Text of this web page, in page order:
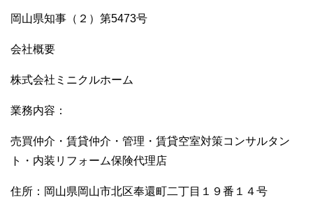
岡山県知事（２）第5473号
会社概要
株式会社ミニクルホーム
業務内容：
売買仲介・賃貸仲介・管理・賃貸空室対策コンサルタン
ト・内装リフォーム保険代理店
住所：岡山県岡山市北区奉還町二丁目１９番１４号